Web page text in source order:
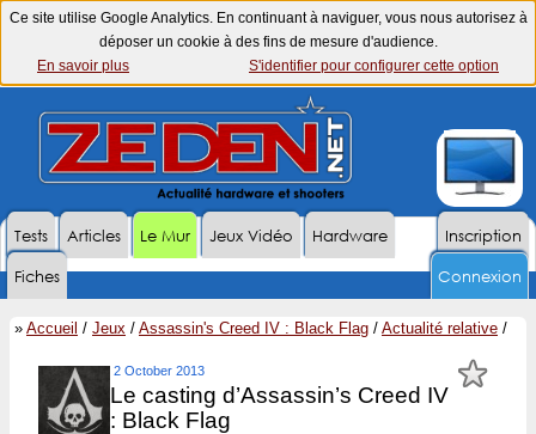
Ce site utilise Google Analytics. En continuant à naviguer, vous nous autorisez à
déposer un cookie à des fins de mesure d'audience.
En savoir plus
S'identifier pour configurer cette option
Inscription
Tests Articles Le Mur Jeux Vidéo
Hardware
Fiches
Connexion
» Accueil / Jeux / Assassin's Creed IV : Black Flag / Actualité relative /
2 October 2013
Le casting d’Assassin’s Creed IV
: Black Flag